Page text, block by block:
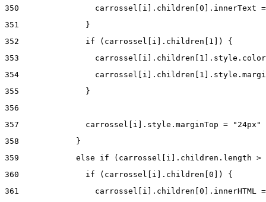
350
carrossel[i].children[0].innerText
351
              }
352
              if (carrossel[i].children[1]) {
353
354
355
              }
356
357
              carrossel[i].style.marginTop = "24px"
358
            }
359
else if (carrossel[i].children.length
360
              if (carrossel[i].children[0]) {
361
carrossel[i].children[0].innerHTML